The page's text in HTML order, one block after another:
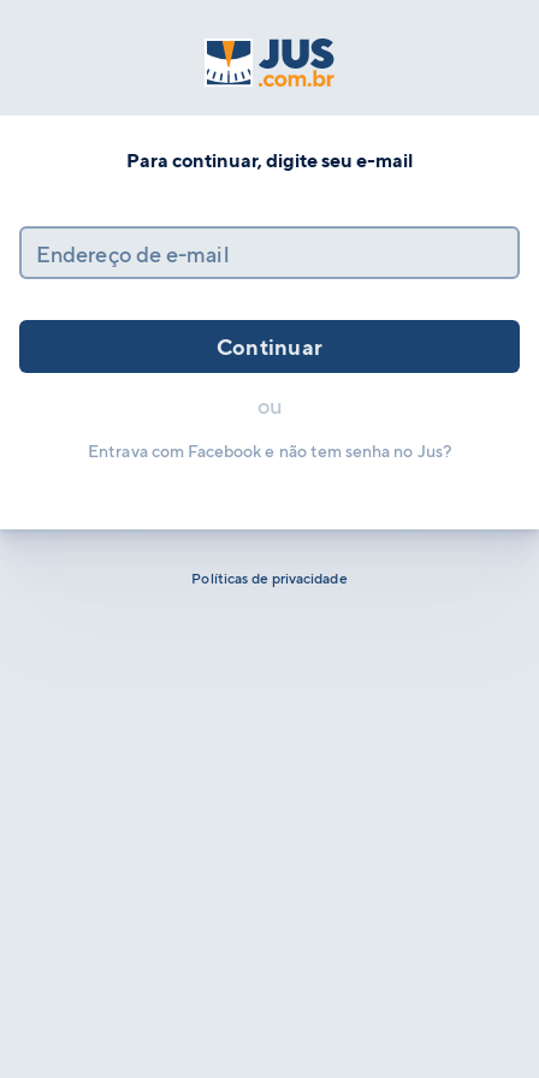
Para continuar, digite seu e-mail
Endereço de e-mail
Continuar
ou
Entrava com Facebook e não tem senha no Jus?
Políticas de privacidade